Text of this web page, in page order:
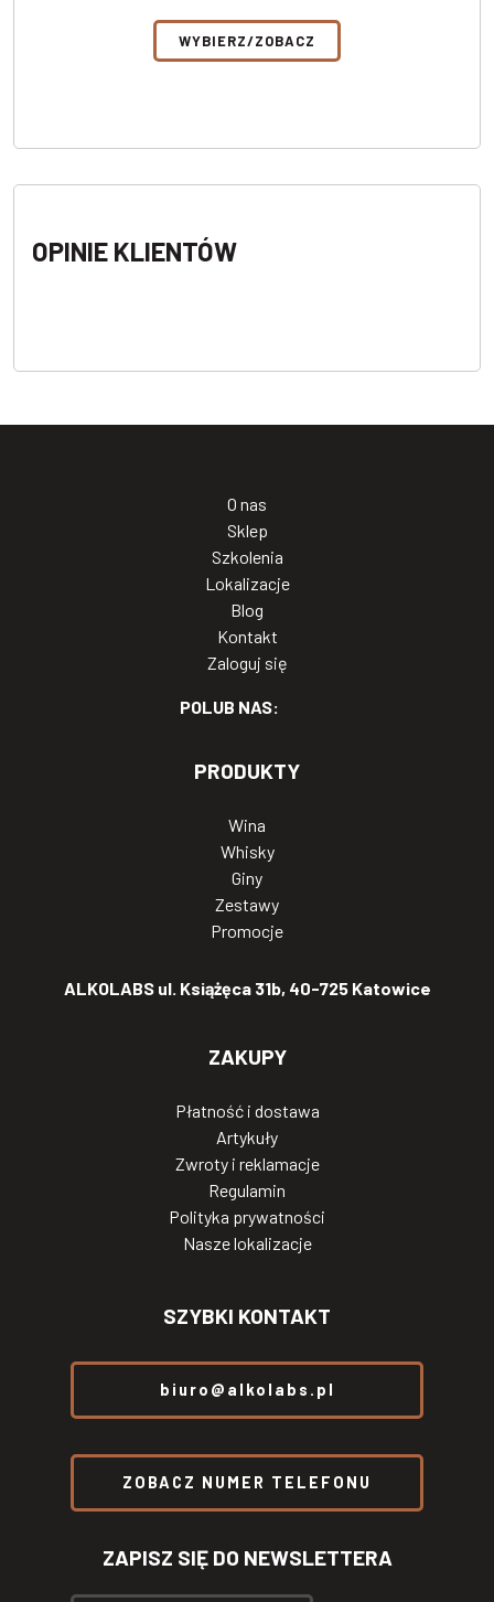
WYBIERZ/ZOBACZ
OPINIE KLIENTÓW
O nas
Sklep
Szkolenia
Lokalizacje
Blog
Kontakt
Zaloguj się
POLUB NAS:
PRODUKTY
Wina
Whisky
Giny
Zestawy
Promocje
ALKOLABS ul. Książęca 31b, 40-725 Katowice
ZAKUPY
Płatność i dostawa
Artykuły
Zwroty i reklamacje
Regulamin
Polityka prywatności
Nasze lokalizacje
SZYBKI KONTAKT
biuro@alkolabs.pl
ZOBACZ NUMER TELEFONU
ZAPISZ SIĘ DO NEWSLETTERA